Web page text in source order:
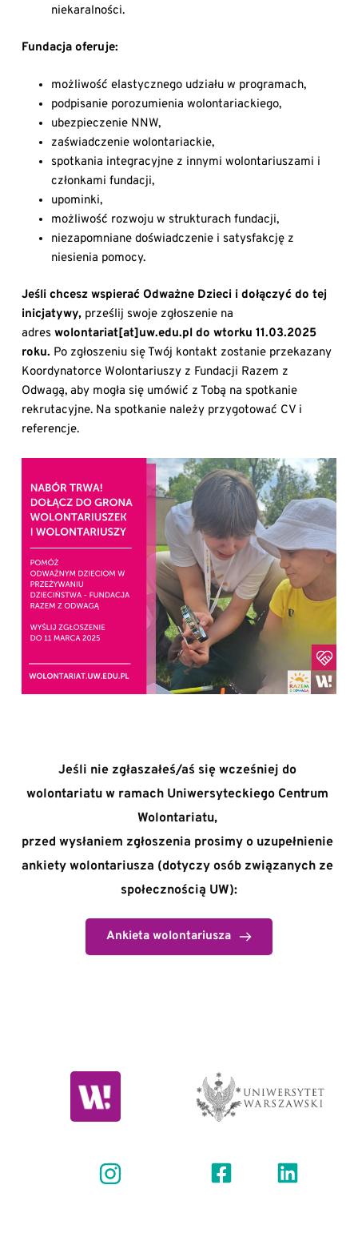
niekaralności.
Fundacja oferuje:
możliwość elastycznego udziału w programach,
podpisanie porozumienia wolontariackiego,
ubezpieczenie NNW,
zaświadczenie wolontariackie,
spotkania integracyjne z innymi wolontariuszami i
członkami fundacji,
upominki,
możliwość rozwoju w strukturach fundacji,
niezapomniane doświadczenie i satysfakcję z
niesienia pomocy.
Jeśli chcesz wspierać Odważne Dzieci i dołączyć do tej
inicjatywy, prześlij swoje zgłoszenie na
adreswolontariat[at]uw.edu.pl do wtorku 11.03.2025
roku. Po zgłoszeniu się Twój kontakt zostanie przekazany
Koordynatorce Wolontariuszy z Fundacji Razem z
Odwagą, aby mogła się umówić z Tobą na spotkanie
rekrutacyjne. Na spotkanie należy przygotować CV i
referencje.
Jeśli nie zgłaszałeś/aś się wcześniej do
wolontariatu w ramach Uniwersyteckiego Centrum
Wolontariatu,
przed wysłaniem zgłoszenia prosimy o uzupełnienie
ankiety wolontariusza (dotyczy osób związanych ze
społecznością UW):
Ankieta wolontariusza